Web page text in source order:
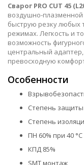
Сварог PRO CUT 45
воздушно-плазменной
быструю резку любых
режимах. Легкость и
возможность
центральный
превосходную
Особенности
Степень защиты
Степень
ПН 60% при 40
КПД 85%
SMT монтаж